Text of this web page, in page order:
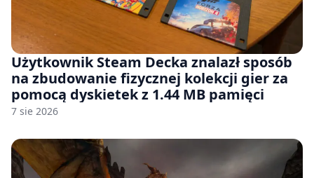
Użytkownik Steam Decka znalazł sposób
na zbudowanie fizycznej kolekcji gier za
pomocą dyskietek z 1.44 MB pamięci
7 sie 2026